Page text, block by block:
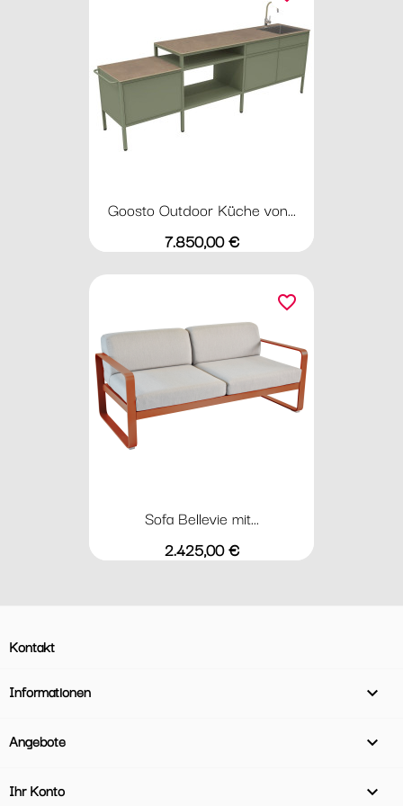
Goosto Outdoor Küche von...
Preis
7.850,00 €
Sofa Bellevie mit...
Preis
2.425,00 €
favorite_border
Kontakt
Informationen 
Angebote 
Ihr Konto 